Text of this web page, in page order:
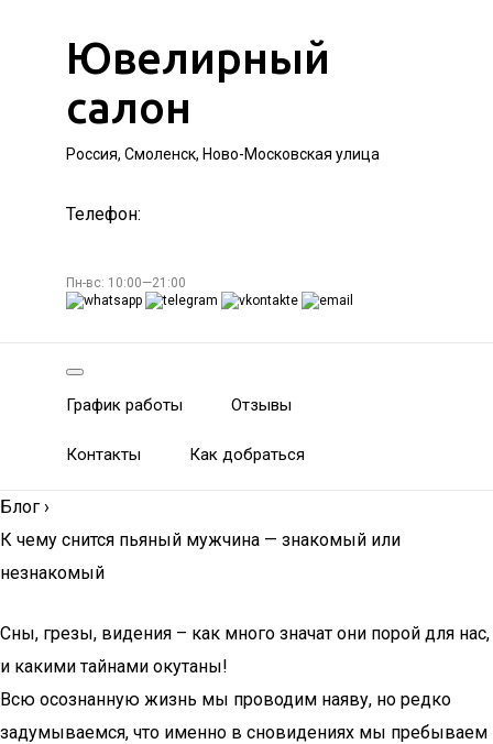
Ювелирный
салон
Россия, Смоленск, Ново-Московская улица
Телефон:
Пн-вс: 10:00—21:00
График работы Отзывы
Контакты Как добраться
Блог ›
К чему снится пьяный мужчина — знакомый или
незнакомый
Сны, грезы, видения – как много значат они порой для нас,
и какими тайнами окутаны!
Всю осознанную жизнь мы проводим наяву, но редко
задумываемся, что именно в сновидениях мы пребываем